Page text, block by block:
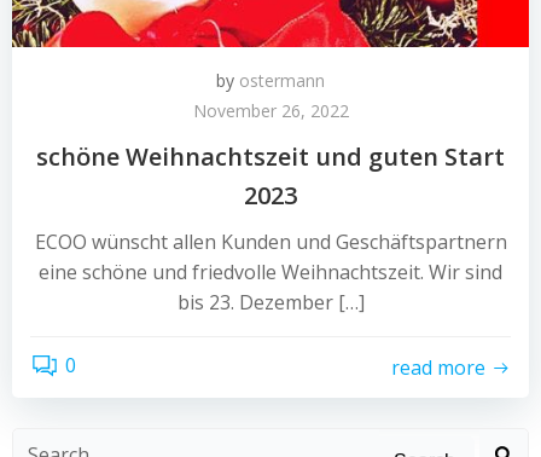
by ostermann
November 26, 2022
schöne Weihnachtszeit und guten Start
2023
ECOO wünscht allen Kunden und Geschäftspartnern
eine schöne und friedvolle Weihnachtszeit. Wir sind
bis 23. Dezember […]
0 read more
Search